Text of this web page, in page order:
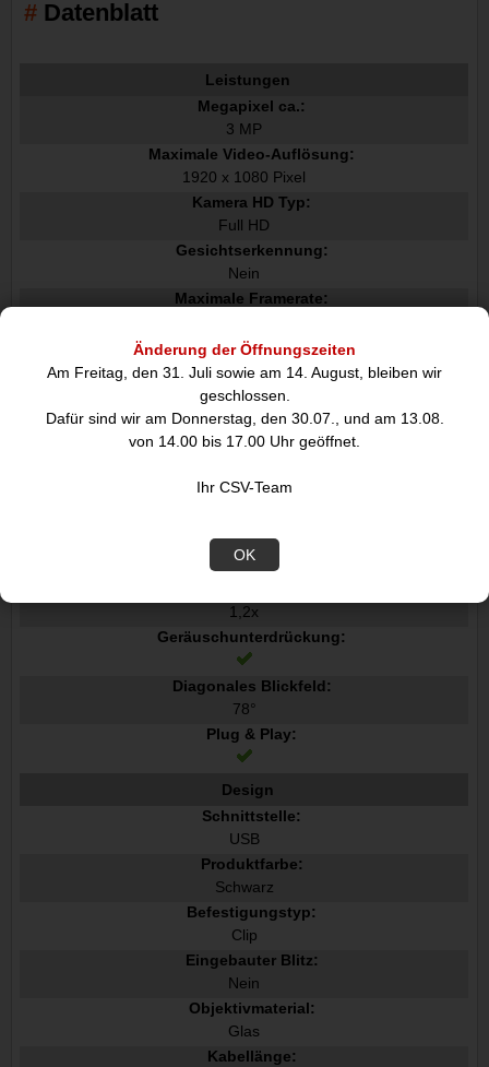
Änderung der Öffnungszeiten
Am Freitag, den 31. Juli sowie am 14. August, bleiben wir
geschlossen.
Dafür sind wir am Donnerstag, den 30.07., und am 13.08.
von 14.00 bis 17.00 Uhr geöffnet.
Ihr CSV-Team
OK
Datenblatt
Leistungen
Megapixel ca.:
3 MP
Maximale Video-Auflösung:
1920 x 1080 Pixel
Kamera HD Typ:
Full HD
Gesichtserkennung:
Nein
Maximale Framerate:
Auflösung bei Capture Geschwindigkeit:
1280x720@30fps, 1920x1080@30fps
Unterstützte Video-Modi:
720p, 1080p
Unterstützte Videoformate:
Autofokus:
Zoom-Fähigkeit:
1,2x
Geräuschunterdrückung:
Diagonales Blickfeld:
78°
Plug & Play:
Design
Schnittstelle:
USB
Produktfarbe:
Schwarz
Befestigungstyp:
Clip
Eingebauter Blitz:
Nein
Objektivmaterial:
Glas
Kabellänge: